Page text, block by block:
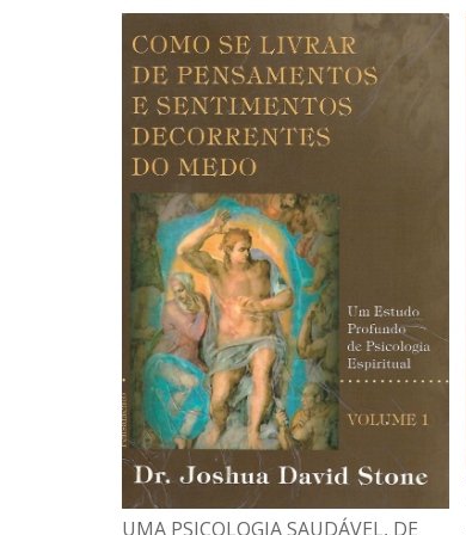
UMA PSICOLOGIA SAUDÁVEL, DE